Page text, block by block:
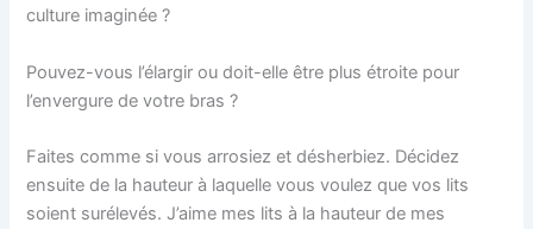
culture imaginée ?
Pouvez-vous l’élargir ou doit-elle être plus étroite pour
l’envergure de votre bras ?
Faites comme si vous arrosiez et désherbiez. Décidez
ensuite de la hauteur à laquelle vous voulez que vos lits
soient surélevés. J’aime mes lits à la hauteur de mes